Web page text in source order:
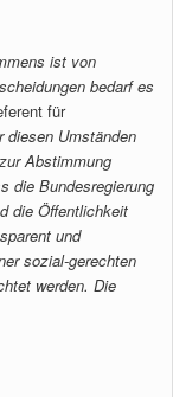
ist von
bedarf es
für
diesen Umständen
Abstimmung
die Bundesregierung
die Öffentlichkeit
und
sozial-gerechten
werden. Die